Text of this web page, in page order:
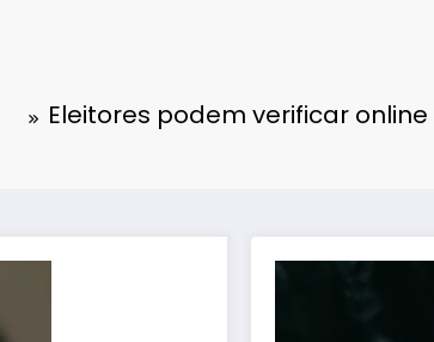
Eleitores podem verificar